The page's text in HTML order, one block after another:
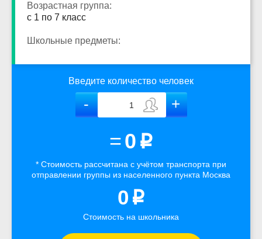
Возрастная группа:
с 1 по 7 класс
Школьные предметы:
Введите количество человек
=0 p
* Стоимость рассчитана с учётом транспорта при
отправлении группы из населенного пункта Москва
0 p
Стоимость на школьника